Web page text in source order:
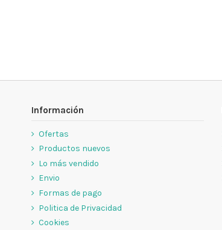
Información
Ofertas
Productos nuevos
Lo más vendido
Envio
Formas de pago
Politica de Privacidad
Cookies